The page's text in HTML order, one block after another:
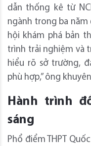
dẫn thống kê từ
ngành trong ba năm
hội khám phá bản
trình trải nghiệm và
hiểu rõ sở trường,
phù hợp,” ông
Hành trình
sáng
Phổ điểm THPT